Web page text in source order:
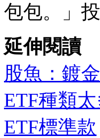
包包。」
延伸閱讀
股魚：鍍
ETF種類
ETF標準款